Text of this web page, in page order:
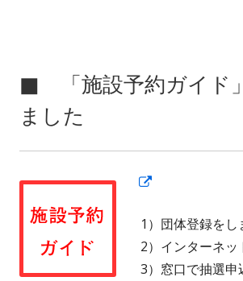
■ 「施設予約ガイド
ました
い
ウ
ィ
1）団体登録をし
2）インターネッ
3）窓口で抽選申